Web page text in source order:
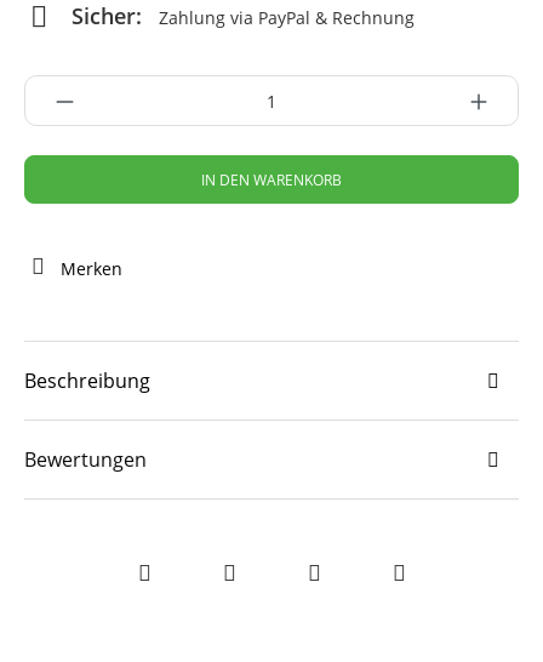
Sicher: Zahlung via PayPal & Rechnung
IN DEN WARENKORB
Merken
Beschreibung
Bewertungen